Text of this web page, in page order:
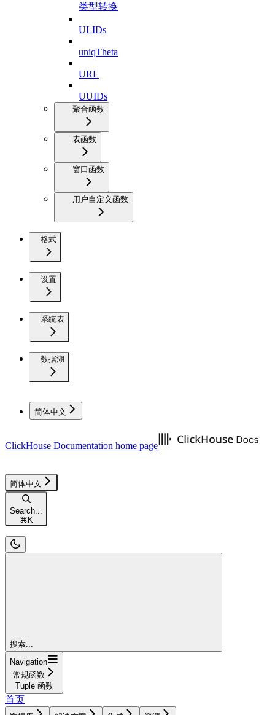
类型转换
ULIDs
uniqTheta
URL
UUIDs
聚合函数
表函数
窗口函数
用户自定义函数
格式
设置
系统表
数据湖
简体中文
ClickHouse Documentation home page
简体中文
Search...
⌘K
搜索...
Navigation
常规函数
Tuple 函数
首页